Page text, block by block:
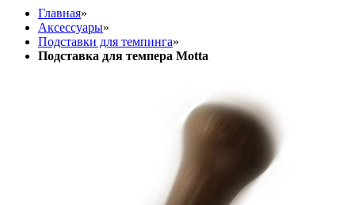
Главная»
Аксессуары»
Подставки для темпинга»
Подставка для темпера Motta